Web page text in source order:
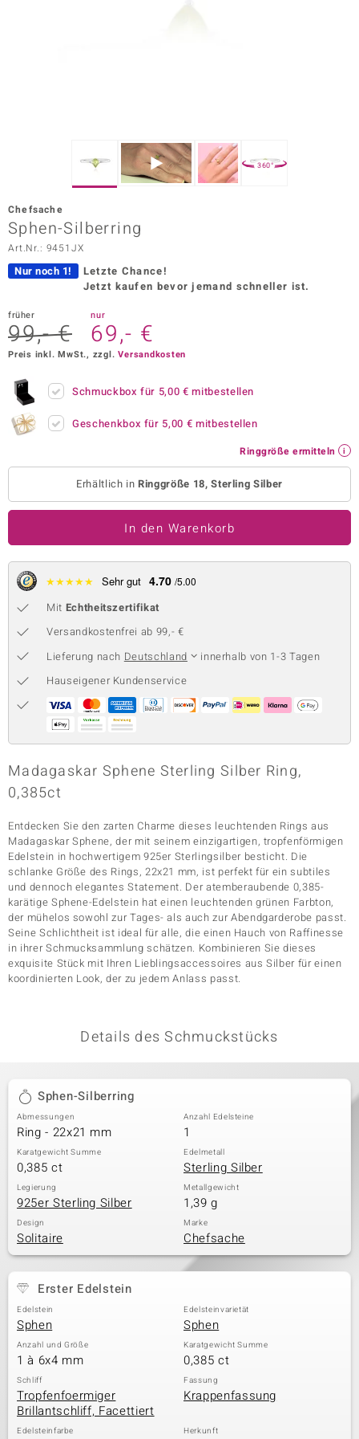
Vogue
BY DE MELO
Collection
Classics
360°
Chefsache
Sphen-Silberring
Art.Nr.: 9451JX
Nur noch 1!
Letzte Chance!
Jetzt kaufen bevor jemand schneller ist.
früher
99,- €
nur
69,- €
Preis inkl. MwSt., zzgl.Versandkosten
Schmuckbox für 5,00 € mitbestellen
Geschenkbox für 5,00 € mitbestellen
Ringgröße ermitteln
Erhältlich inRinggröße 18, Sterling Silber
In den Warenkorb
★★★★★ Sehr gut 4.70 /5.00
Mit Echtheitszertifikat
Versandkostenfrei ab 99,- €
Lieferung nach Deutschland
innerhalb von 1-3 Tagen
Hauseigener Kundenservice
Madagaskar Sphene Sterling Silber Ring,
0,385ct
Entdecken Sie den zarten Charme dieses leuchtenden Rings aus
Madagaskar Sphene, der mit seinem einzigartigen, tropfenförmigen
Edelstein in hochwertigem 925er Sterlingsilber besticht. Die
schlanke Größe des Rings, 22x21 mm, ist perfekt für ein subtiles
und dennoch elegantes Statement. Der atemberaubende 0,385-
karätige Sphene-Edelstein hat einen leuchtenden grünen Farbton,
der mühelos sowohl zur Tages- als auch zur Abendgarderobe passt.
Seine Schlichtheit ist ideal für alle, die einen Hauch von Raffinesse
in ihrer Schmucksammlung schätzen. Kombinieren Sie dieses
exquisite Stück mit Ihren Lieblingsaccessoires aus Silber für einen
koordinierten Look, der zu jedem Anlass passt.
Details des Schmuckstücks
Sphen-Silberring
Abmessungen
Ring - 22x21 mm
Anzahl Edelsteine
1
Karatgewicht Summe
0,385 ct
Edelmetall
Sterling Silber
Legierung
925er Sterling Silber
Metallgewicht
1,39 g
Design
Solitaire
Marke
Chefsache
Erster Edelstein
Edelstein
Sphen
Edelsteinvarietät
Sphen
Anzahl und Größe
1 à 6x4 mm
Karatgewicht Summe
0,385 ct
Schliff
Tropfenfoermiger
Brillantschliff, Facettiert
Fassung
Krappenfassung
Edelsteinfarbe Herkunft